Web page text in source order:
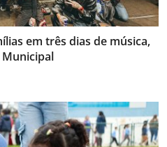
em três dias de música,